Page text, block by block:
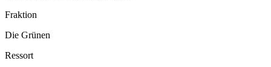
Fraktion
Die Grünen
Ressort